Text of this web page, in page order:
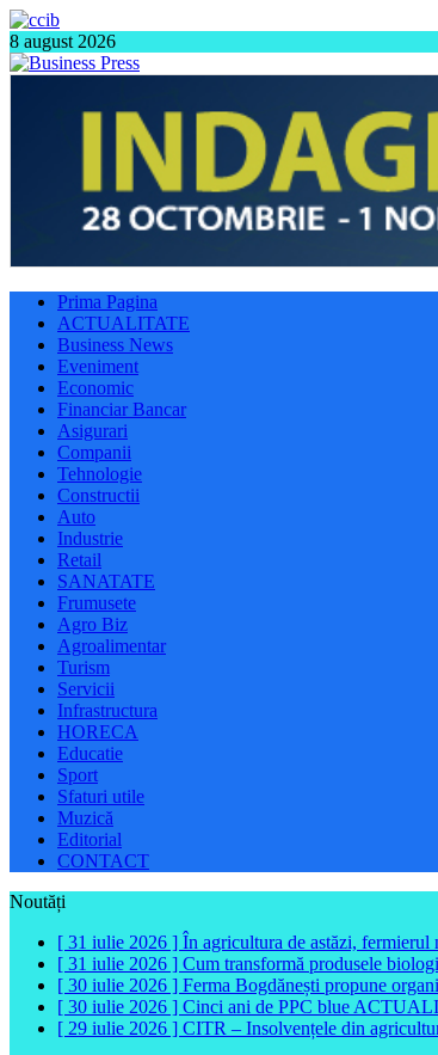
8 august 2026
Prima Pagina
ACTUALITATE
Business News
Eveniment
Economic
Financiar Bancar
Asigurari
Companii
Tehnologie
Constructii
Auto
Industrie
Retail
SANATATE
Frumusete
Agro Biz
Agroalimentar
Turism
Servicii
Infrastructura
HORECA
Educatie
Sport
Sfaturi utile
Muzică
Editorial
CONTACT
Noutăți
[ 31 iulie 2026 ] În agricultura de astăzi,
[ 31 iulie 2026 ] Cum transformă produsele
[ 30 iulie 2026 ] Ferma Bogdănești propune
[ 30 iulie 2026 ] Cinci ani de PPC blue
[ 29 iulie 2026 ] CITR – Insolvențele din